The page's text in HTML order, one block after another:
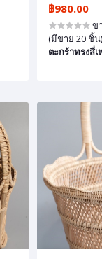
฿980.00
ข
(มีขาย 20 ชิ้น)
ตะกร้าทรงสี่